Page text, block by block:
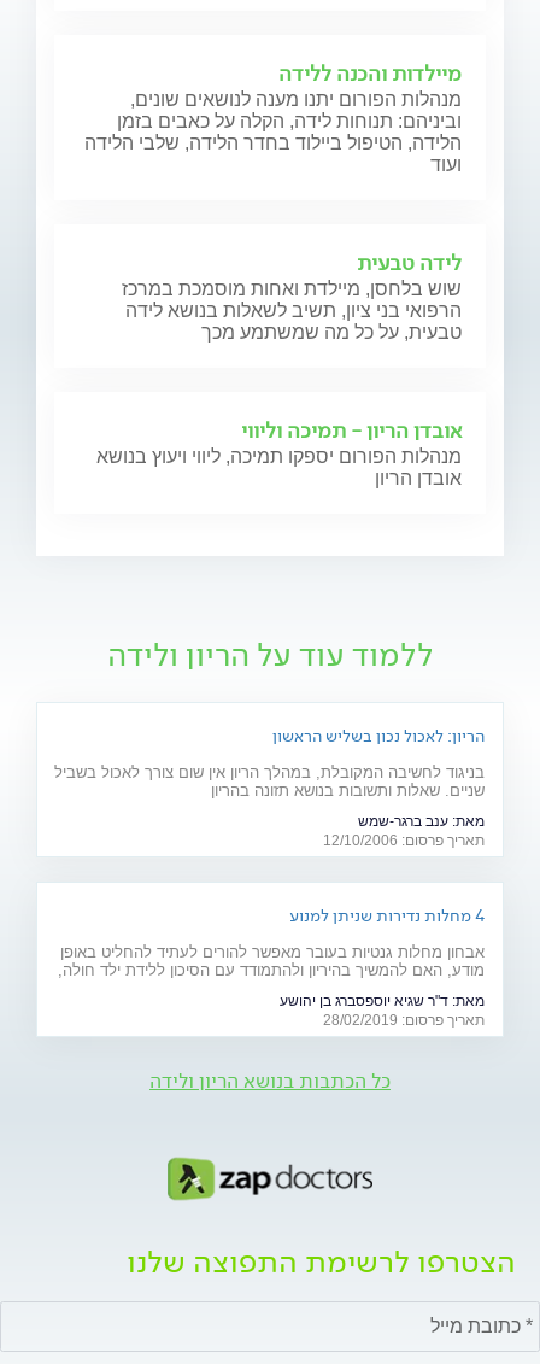
מיילדות והכנה ללידה
מנהלות הפורום יתנו מענה לנושאים שונים,
וביניהם: תנוחות לידה, הקלה על כאבים בזמן
הלידה, הטיפול ביילוד בחדר הלידה, שלבי הלידה
ועוד
לידה טבעית
שוש בלחסן, מיילדת ואחות מוסמכת במרכז
הרפואי בני ציון, תשיב לשאלות בנושא לידה
טבעית, על כל מה שמשתמע מכך
אובדן הריון - תמיכה וליווי
מנהלות הפורום יספקו תמיכה, ליווי ויעוץ בנושא
אובדן הריון
ללמוד עוד על הריון ולידה
הריון: לאכול נכון בשליש הראשון
בניגוד לחשיבה המקובלת, במהלך הריון אין שום צורך לאכול בשביל
שניים. שאלות ותשובות בנושא תזונה בהריון
מאת: ענב ברגר-שמש
תאריך פרסום: 12/10/2006
4 מחלות נדירות שניתן למנוע
אבחון מחלות גנטיות בעובר מאפשר להורים לעתיד להחליט באופן
מודע, האם להמשיך בהיריון ולהתמודד עם הסיכון ללידת ילד חולה,
(28.2)מאת: ד"ר שגיא יוספסברג בן יהושע
תאריך פרסום: 28/02/2019
כל הכתבות בנושא הריון ולידה
הצטרפו לרשימת התפוצה שלנו